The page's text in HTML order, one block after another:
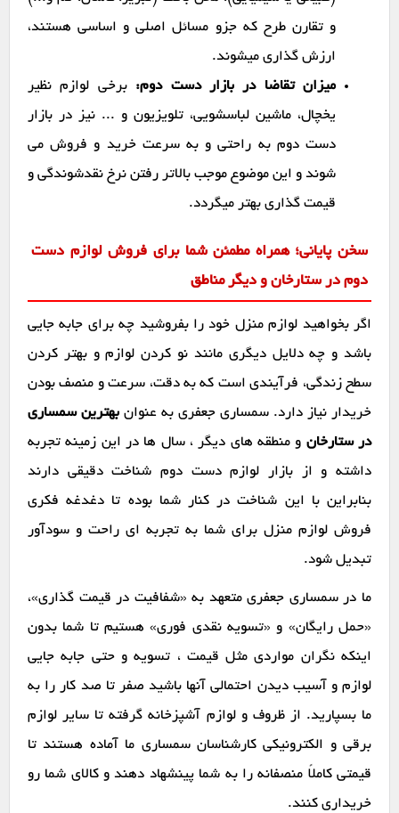
و تقارن طرح که جزو مسائل اصلی و اساسی هستند،
ارزش گذاری میشوند.
میزان تقاضا در بازار دست دوم: برخی لوازم نظیر
یخچال، ماشین لباسشویی، تلویزیون و ... نیز در بازار
دست دوم به راحتی و به سرعت خرید و فروش می
شوند و این موضوع موجب بالاتر رفتن نرخ نقدشوندگی و
قیمت گذاری بهتر میگردد.
سخن پایانی؛ همراه مطمئن شما برای فروش لوازم دست
دوم در ستارخان و دیگر مناطق
اگر بخواهید لوازم منزل خود را بفروشید چه برای جابه جایی
باشد و چه دلایل دیگری مانند نو کردن لوازم و بهتر کردن
سطح زندگی، فرآیندی است که به دقت، سرعت و منصف بودن
خریدار نیاز دارد. سمساری جعفری به عنوان بهترین سمساری
در ستارخان و منطقه های دیگر ، سال ها در این زمینه تجربه
داشته و از بازار لوازم دست دوم شناخت دقیقی دارند
بنابراین با این شناخت در کنار شما بوده تا دغدغه فکری
فروش لوازم منزل برای شما به تجربه ای راحت و سودآور
تبدیل شود.
ما در سمساری جعفری متعهد به «شفافیت در قیمت گذاری»،
«حمل رایگان» و «تسویه نقدی فوری» هستیم تا شما بدون
اینکه نگران مواردی مثل قیمت ، تسویه و حتی جابه جایی
لوازم و آسیب دیدن احتمالی آنها باشید صفر تا صد کار را به
ما بسپارید. از ظروف و لوازم آشپزخانه گرفته تا سایر لوازم
برقی و الکترونیکی کارشناسان سمساری ما آماده هستند تا
قیمتی کاملاً منصفانه را به شما پینشهاد دهند و کالای شما رو
خریداری کنند.